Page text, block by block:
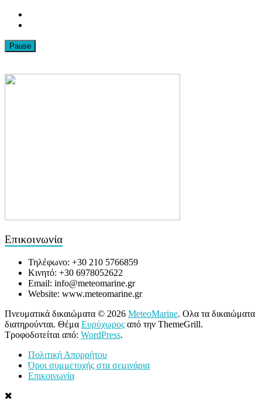
Pause
Επικοινωνία
Τηλέφωνο: +30 210 5766859
Κινητό: +30 6978052622
Email: info@meteomarine.gr
Website: www.meteomarine.gr
Πνευματικά δικαιώματα © 2026 MeteoMarine. Ολα τα δικαιώματα
διατηρούνται. Θέμα Ευρύχωρος από την ThemeGrill.
Τροφοδοτείται από: WordPress.
Πολιτική Απορρήτου
Όροι συμμετοχής στα σεμινάρια
Επικοινωνία